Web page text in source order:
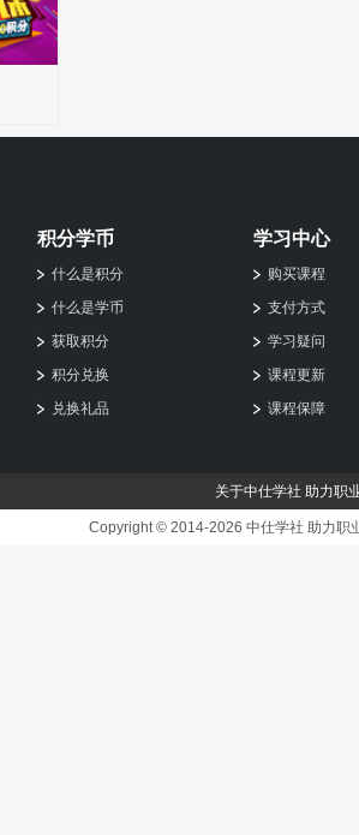
积分学币
什么是积分
什么是学币
获取积分
积分兑换
兑换礼品
学习中心
购买课程
支付方式
学习疑问
课程更新
课程保障
关于中仕学社 助力职
Copyright © 2014-2026 中仕学社 助力职